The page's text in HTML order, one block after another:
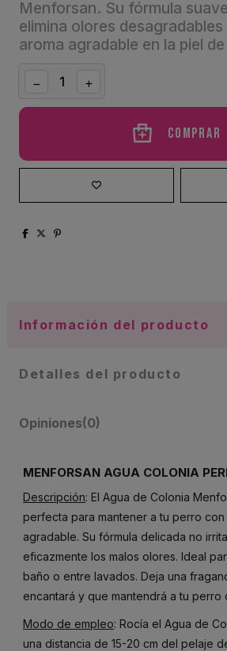
Menforsan. Su fórmula
elimina olores desagradables
aroma agradable en la piel
Comprar
Información del producto
Detalles del producto
Opiniones(0)
MENFORSAN AGUA COLONIA
Descripción: El Agua de Colonia
perfecta para mantener a tu perro
agradable. Su fórmula delicada no
eficazmente los malos olores. Ideal
baño o entre lavados. Deja una
encantará y que mantendrá a tu perro
Modo de empleo: Rocía el Agua de
una distancia de 15-20 cm del pelaje